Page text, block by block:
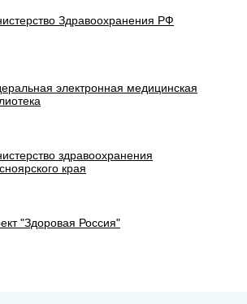
Здравоохранения РФ
электронная медицинская
здравоохранения
края
"Здоровая Россия"